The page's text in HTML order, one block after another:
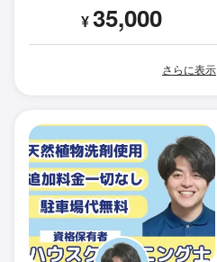
¥35,000
さらに表示